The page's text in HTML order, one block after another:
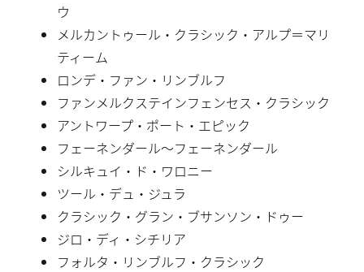
ウ
メルカントゥール・クラシック・アルプ＝マリ
ティーム
ロンデ・ファン・リンブルフ
ファンメルクステインフェンセス・クラシック
アントワープ・ポート・エピック
フェーネンダール〜フェーネンダール
シルキュイ・ド・ワロニー
ツール・デュ・ジュラ
クラシック・グラン・ブサンソン・ドゥー
ジロ・ディ・シチリア
フォルタ・リンブルフ・クラシック